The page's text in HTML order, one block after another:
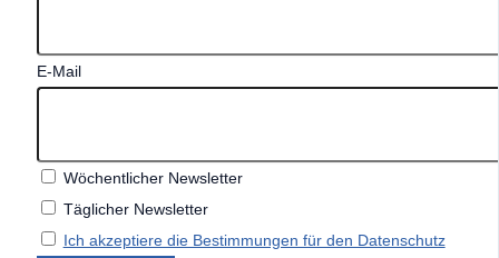
E-Mail
Wöchentlicher Newsletter
Täglicher Newsletter
Ich akzeptiere die Bestimmungen für den Datenschutz